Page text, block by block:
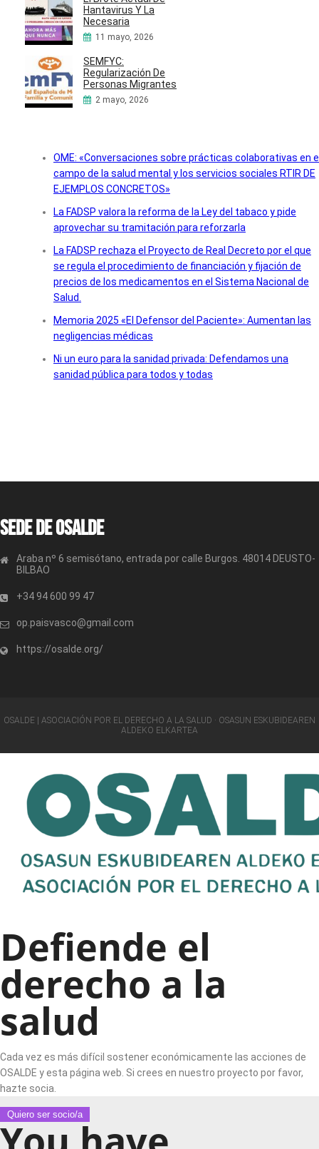
Hantavirus Y La
Necesaria
11 mayo, 2026
SEMFYC:
Regularización De
Personas Migrantes
2 mayo, 2026
OME: «Conversaciones sobre prácticas colaborativas en
campo de la salud mental y los servicios sociales RTIR DE
EJEMPLOS CONCRETOS»
La FADSP valora la reforma de la Ley del tabaco y pide
aprovechar su tramitación para reforzarla
La FADSP rechaza el Proyecto de Real Decreto por el que
se regula el procedimiento de financiación y fijación de
precios de los medicamentos en el Sistema Nacional de
Salud.
Memoria 2025 «El Defensor del Paciente»: Aumentan las
negligencias médicas
Ni un euro para la sanidad privada: Defendamos una
sanidad pública para todos y todas
Sede de OSALDE
Araba nº 6 semisótano, entrada por calle Burgos. 48014 DEUSTO-
BILBAO
+34 94 600 99 47
op.paisvasco@gmail.com
https://osalde.org/
OSALDE | ASOCIACIÓN POR EL DERECHO A LA SALUD · OSASUN ESKUBIDEAREN
ALDEKO ELKARTEA
Defiende el
derecho a la
salud
Cada vez es más difícil sostener económicamente las acciones de
OSALDE y esta página web. Si crees en nuestro proyecto por favor,
hazte socia.
Quiero ser socio/a